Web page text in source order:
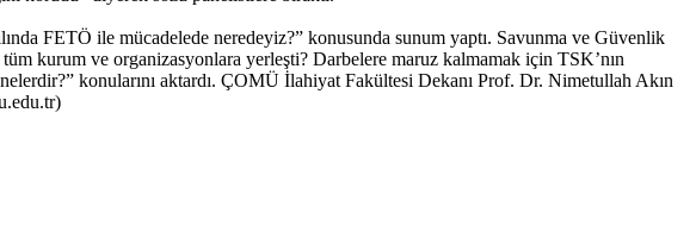
FETÖ ile mücadelede neredeyiz?” konusunda sunum yaptı. Savunma ve Güvenlik
kurum ve organizasyonlara yerleşti? Darbelere maruz kalmamak için TSK’nın
konularını aktardı. ÇOMÜ İlahiyat Fakültesi Dekanı Prof. Dr. Nimetullah Akın